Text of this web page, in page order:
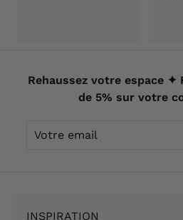
€
Rehaussez votre espace ✦
de 5% sur votre
Votre
INSPIRATION